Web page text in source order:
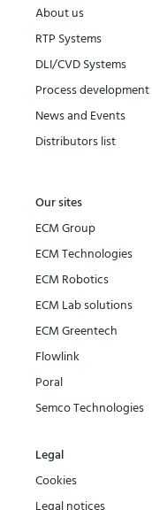
About us
RTP Systems
DLI/CVD Systems
Process development
News and Events
Distributors list
Our sites
ECM Group
ECM Technologies
ECM Robotics
ECM Lab solutions
ECM Greentech
Flowlink
Poral
Semco Technologies
Legal
Cookies